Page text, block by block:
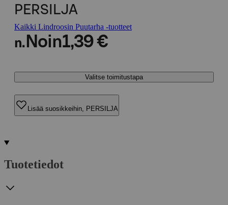
PERSILJA
Kaikki Lindroosin Puutarha -tuotteet
n. Noin1,39 €
Valitse toimitustapa
Lisää suosikkeihin, PERSILJA
Tuotetiedot